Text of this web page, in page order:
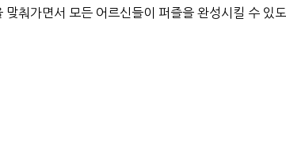
춰가면서 모든 어르신들이 퍼즐을 완성시킬 수